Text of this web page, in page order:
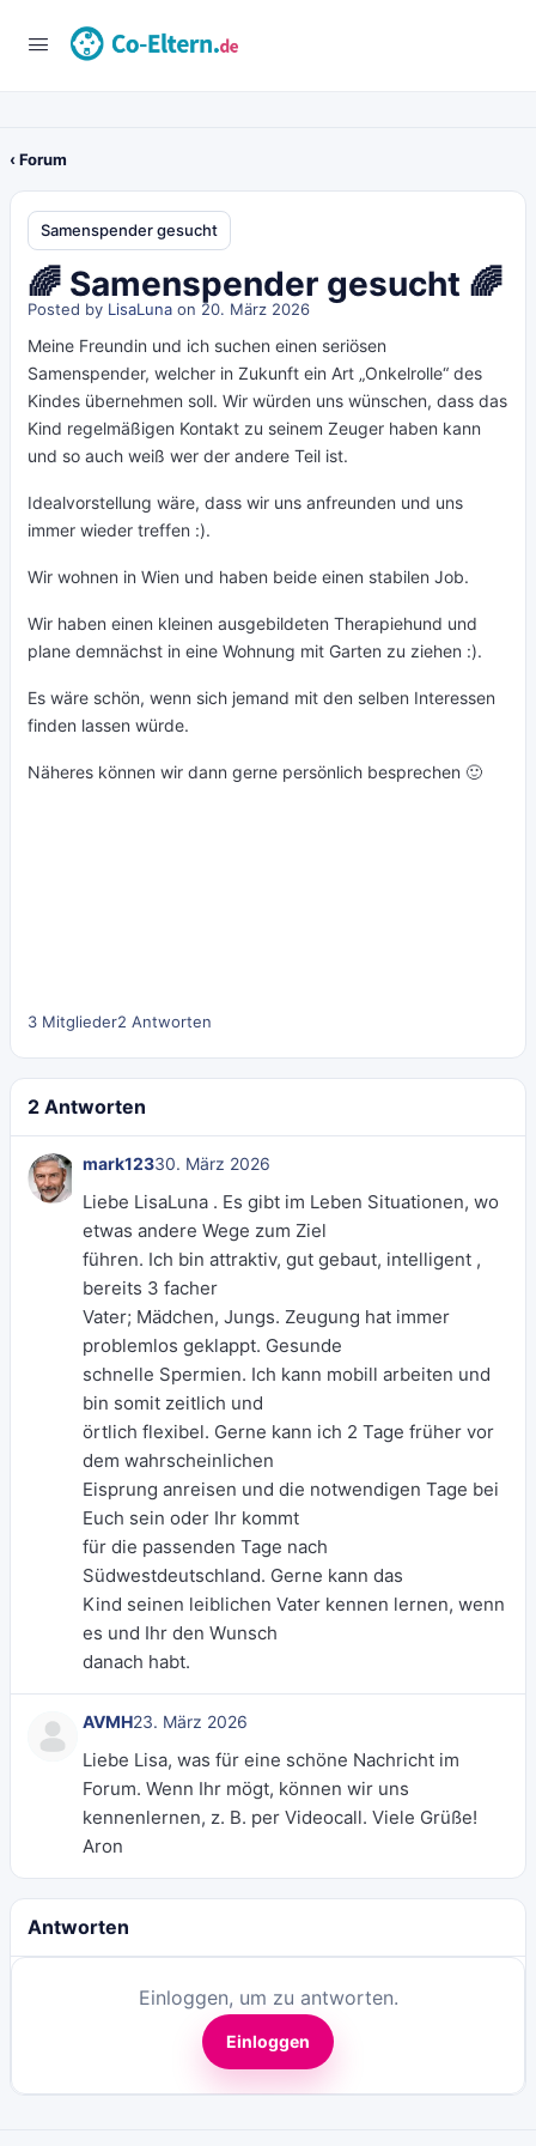
‹ Forum
Samenspender gesucht
🌈 Samenspender gesucht 🌈
Posted by LisaLuna on 20. März 2026
Meine Freundin und ich suchen einen seriösen
Samenspender, welcher in Zukunft ein Art „Onkelrolle“ des
Kindes übernehmen soll. Wir würden uns wünschen, dass das
Kind regelmäßigen Kontakt zu seinem Zeuger haben kann
und so auch weiß wer der andere Teil ist.
Idealvorstellung wäre, dass wir uns anfreunden und uns
immer wieder treffen :).
Wir wohnen in Wien und haben beide einen stabilen Job.
Wir haben einen kleinen ausgebildeten Therapiehund und
plane demnächst in eine Wohnung mit Garten zu ziehen :).
Es wäre schön, wenn sich jemand mit den selben Interessen
finden lassen würde.
Näheres können wir dann gerne persönlich besprechen 🙂
3 Mitglieder2 Antworten
2 Antworten
mark12330. März 2026
Liebe LisaLuna . Es gibt im Leben Situationen, wo
etwas andere Wege zum Ziel
führen. Ich bin attraktiv, gut gebaut, intelligent ,
bereits 3 facher
Vater; Mädchen, Jungs. Zeugung hat immer
problemlos geklappt. Gesunde
schnelle Spermien. Ich kann mobill arbeiten und
bin somit zeitlich und
örtlich flexibel. Gerne kann ich 2 Tage früher vor
dem wahrscheinlichen
Eisprung anreisen und die notwendigen Tage bei
Euch sein oder Ihr kommt
für die passenden Tage nach
Südwestdeutschland. Gerne kann das
Kind seinen leiblichen Vater kennen lernen, wenn
es und Ihr den Wunsch
danach habt.
AVMH23. März 2026
Liebe Lisa, was für eine schöne Nachricht im
Forum. Wenn Ihr mögt, können wir uns
kennenlernen, z. B. per Videocall. Viele Grüße!
Aron
Antworten
Einloggen, um zu antworten.
Einloggen